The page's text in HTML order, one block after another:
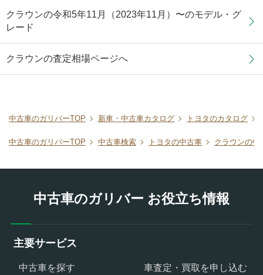
クラウンの令和5年11月（2023年11月）〜のモデル・グ
レード
クラウンの査定相場ページへ
中古車のガリバーTOP 新車・中古車カタログ トヨタのカタログ
中古車のガリバーTOP 中古車検索 トヨタの中古車 クラウンの中
中古車のガリバー お役立ち情報
主要サービス
中古車を探す
車査定・買取を申し込む